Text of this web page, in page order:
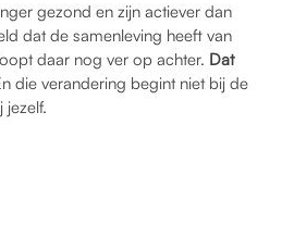
gezond en zijn actiever dan
dat de samenleving heeft van
daar nog ver op achter. Dat
die verandering begint niet bij de
jezelf.